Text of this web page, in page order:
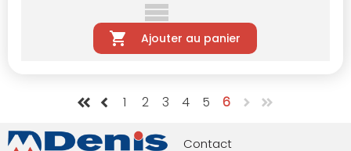
Ajouter au panier
1 2 3 4 5 6
Contact